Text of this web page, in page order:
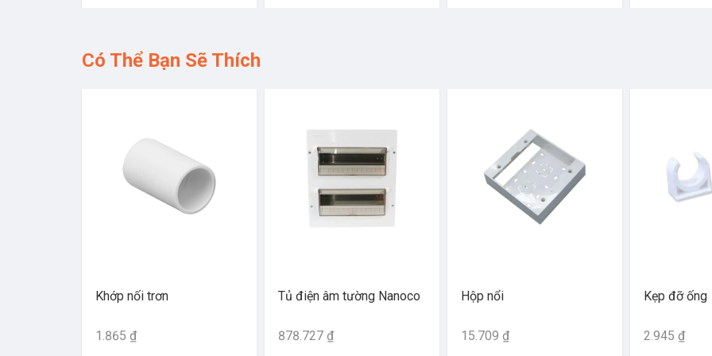
Có Thể Bạn Sẽ Thích
Khớp nối trơn
1.865 ₫
Tủ điện âm tường Nanoco
878.727 ₫
Hộp nổi
15.709 ₫
Kẹp đỡ ống
2.945 ₫